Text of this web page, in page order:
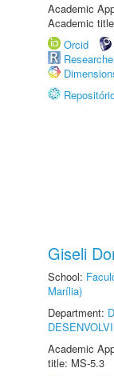
Academic
Academic
Orcid
Giseli
School:
Marília)
Department:
Academic
title: MS-5.3